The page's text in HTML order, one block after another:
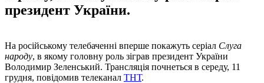
президент України.
На російському телебаченні вперше покажуть серіал Слуга
народу, в якому головну роль зіграв президент України
Володимир Зеленський. Трансляція почнеться в середу, 11
грудня, повідомив телеканал ТНТ.